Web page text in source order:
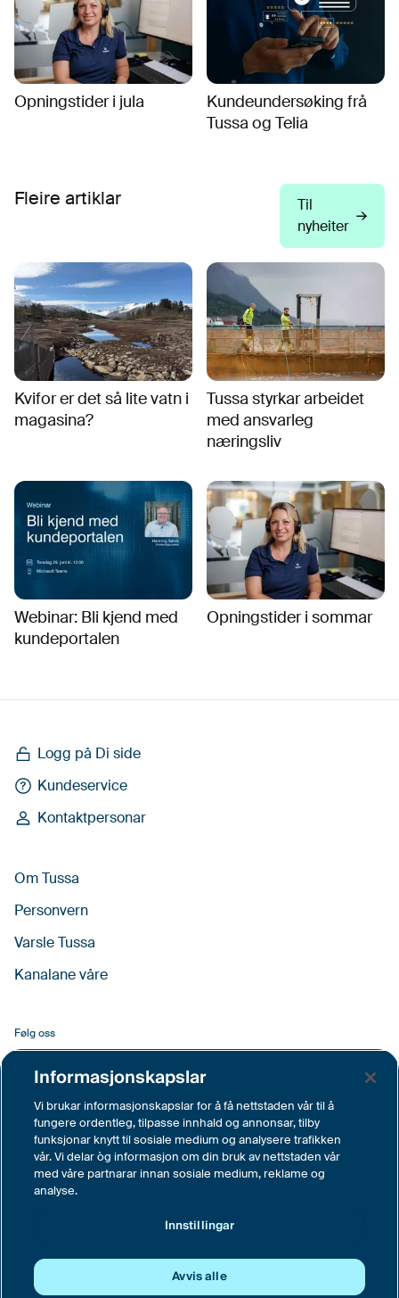
Opningstider i jula
Kundeundersøking frå
Tussa og Telia
Fleire artiklar
Til
nyheiter
Kvifor er det så lite vatn i
magasina?
Tussa styrkar arbeidet
med ansvarleg
næringsliv
Webinar: Bli kjend med
kundeportalen
Opningstider i sommar
Logg på Di side
Kundeservice
Kontaktpersonar
Om Tussa
Personvern
Varsle Tussa
Kanalane våre
Følg oss
LinkedIn
YouTube
Instagram
Vimeo
© Tussa Kraft AS, Langemyra 6, 6160 Hovdebygda
Informasjonskapslar
Vi brukar informasjonskapslar for å få nettstaden vår til å
fungere ordentleg, tilpasse innhald og annonsar, tilby
funksjonar knytt til sosiale medium og analysere trafikken
vår. Vi delar òg informasjon om din bruk av nettstaden vår
med våre partnarar innan sosiale medium, reklame og
analyse.
Innstillingar
Avvis alle